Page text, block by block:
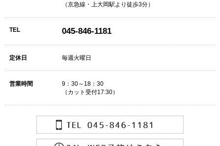
（京急線・上大岡駅より徒歩3分）
TEL 045-846-1181
定休日 毎週火曜日
営業時間
9：30～18：30
（カット受付17:30）